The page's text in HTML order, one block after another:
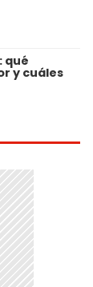
qué
y cuáles